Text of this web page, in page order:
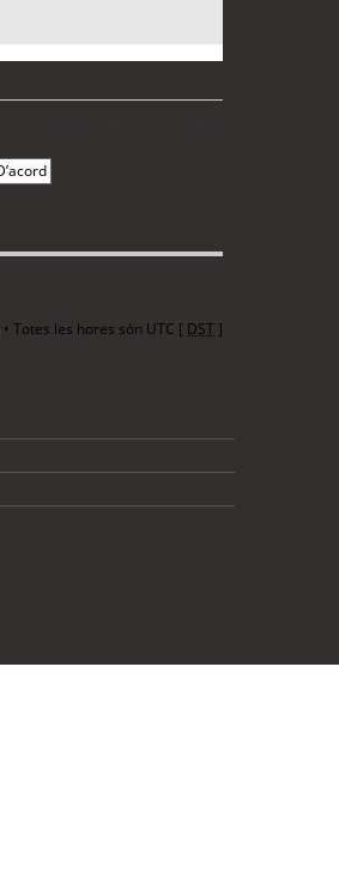
• Totes les hores són UTC [ DST]